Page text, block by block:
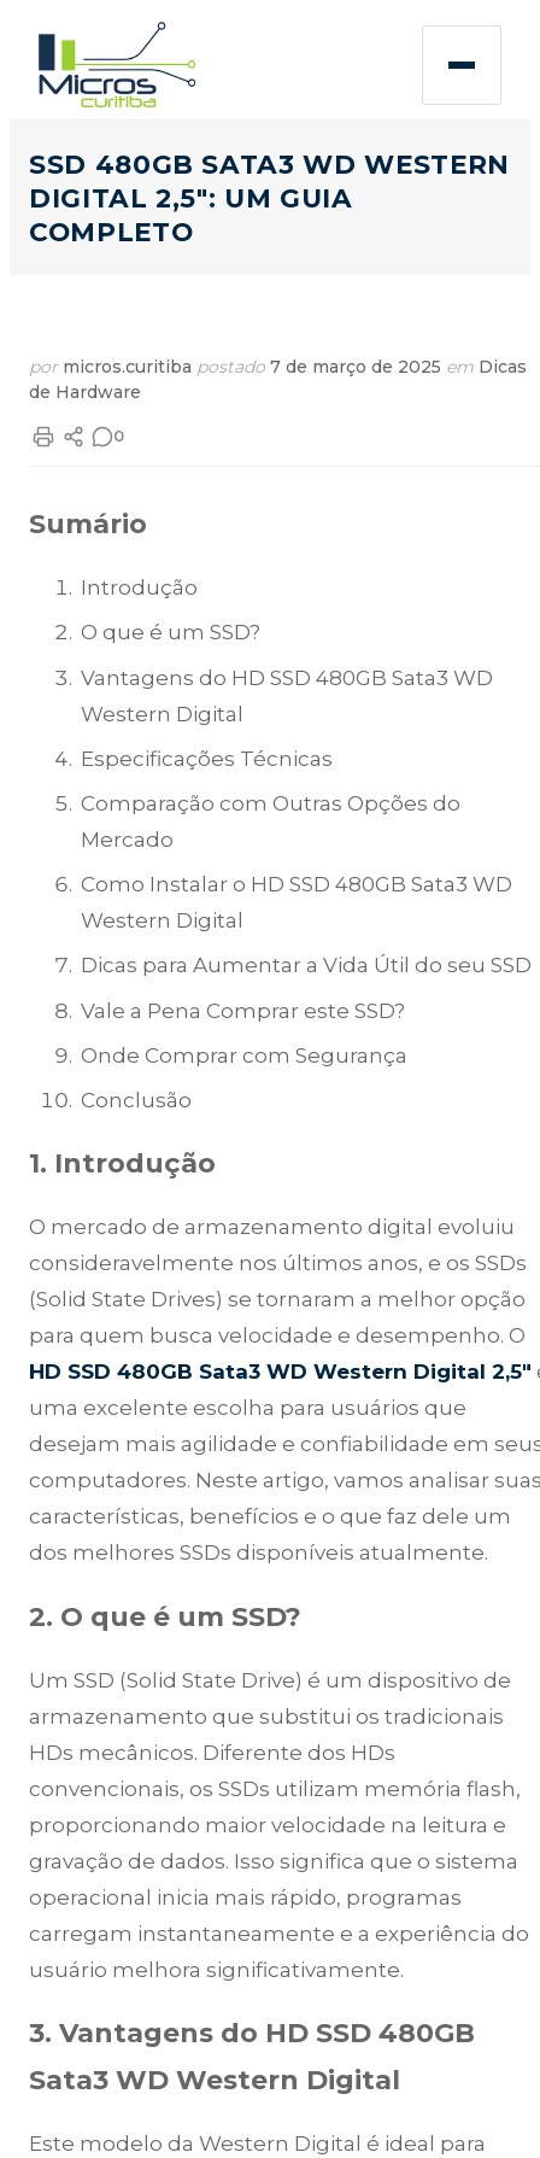
SSD 480GB SATA3 WD WESTERN
DIGITAL 2,5″: UM GUIA
COMPLETO
por micros.curitiba postado 7 de março de 2025 em Dicas
de Hardware
0
Sumário
Introdução
O que é um SSD?
Vantagens do HD SSD 480GB Sata3 WD
Western Digital
Especificações Técnicas
Comparação com Outras Opções do
Mercado
Como Instalar o HD SSD 480GB Sata3 WD
Western Digital
Dicas para Aumentar a Vida Útil do seu SSD
Vale a Pena Comprar este SSD?
Onde Comprar com Segurança
Conclusão
1. Introdução
O mercado de armazenamento digital evoluiu
consideravelmente nos últimos anos, e os SSDs
(Solid State Drives) se tornaram a melhor opção
para quem busca velocidade e desempenho. O
HD SSD 480GB Sata3 WD Western Digital 2,5″
uma excelente escolha para usuários que
desejam mais agilidade e confiabilidade em
computadores. Neste artigo, vamos analisar
características, benefícios e o que faz dele um
dos melhores SSDs disponíveis atualmente.
2. O que é um SSD?
Um SSD (Solid State Drive) é um dispositivo de
armazenamento que substitui os tradicionais
HDs mecânicos. Diferente dos HDs
convencionais, os SSDs utilizam memória flash,
proporcionando maior velocidade na leitura e
gravação de dados. Isso significa que o sistema
operacional inicia mais rápido, programas
carregam instantaneamente e a experiência do
usuário melhora significativamente.
3. Vantagens do HD SSD 480GB
Sata3 WD Western Digital
Este modelo da Western Digital é ideal para